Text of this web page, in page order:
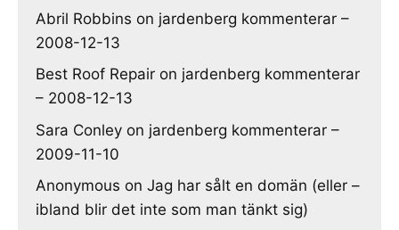
Abril Robbins on jardenberg kommenterar –
2008-12-13
Best Roof Repair on jardenberg kommenterar
– 2008-12-13
Sara Conley on jardenberg kommenterar –
2009-11-10
Anonymous on Jag har sålt en domän (eller –
ibland blir det inte som man tänkt sig)